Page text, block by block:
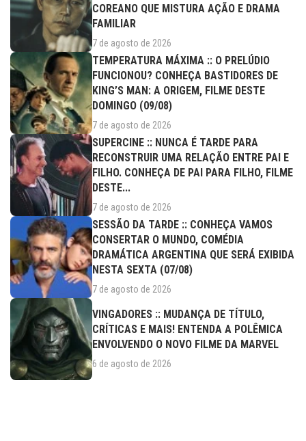
COREANO QUE MISTURA AÇÃO E DRAMA
FAMILIAR
7 de agosto de 2026
TEMPERATURA MÁXIMA :: O PRELÚDIO
FUNCIONOU? CONHEÇA BASTIDORES DE
KING’S MAN: A ORIGEM, FILME DESTE
DOMINGO (09/08)
7 de agosto de 2026
SUPERCINE :: NUNCA É TARDE PARA
RECONSTRUIR UMA RELAÇÃO ENTRE PAI E
FILHO. CONHEÇA DE PAI PARA FILHO, FILME
DESTE...
7 de agosto de 2026
SESSÃO DA TARDE :: CONHEÇA VAMOS
CONSERTAR O MUNDO, COMÉDIA
DRAMÁTICA ARGENTINA QUE SERÁ EXIBIDA
NESTA SEXTA (07/08)
7 de agosto de 2026
VINGADORES :: MUDANÇA DE TÍTULO,
CRÍTICAS E MAIS! ENTENDA A POLÊMICA
ENVOLVENDO O NOVO FILME DA MARVEL
6 de agosto de 2026